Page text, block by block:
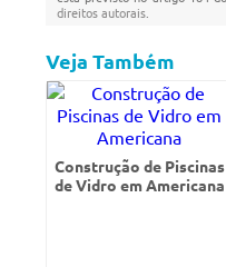
direitos autorais
Veja Também
Construção de Piscinas
de Vidro em Americana